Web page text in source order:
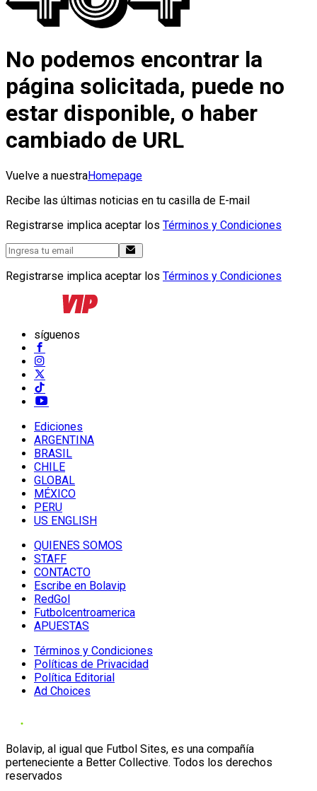
No podemos encontrar la
página solicitada, puede no
estar disponible, o haber
cambiado de URL
Vuelve a nuestraHomepage
Recibe las últimas noticias en tu casilla de E-mail
Registrarse implica aceptar los Términos y Condiciones
Registrarse implica aceptar los Términos y Condiciones
síguenos
Ediciones
ARGENTINA
BRASIL
CHILE
GLOBAL
MÉXICO
PERU
US ENGLISH
QUIENES SOMOS
STAFF
CONTACTO
Escribe en Bolavip
RedGol
Futbolcentroamerica
APUESTAS
Términos y Condiciones
Políticas de Privacidad
Política Editorial
Ad Choices
Bolavip, al igual que Futbol Sites, es una compañía
perteneciente a Better Collective. Todos los derechos
reservados